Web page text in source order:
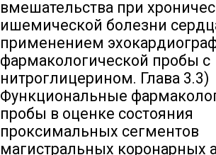
вмешательства при
ишемической болезни
применением
фармакологической пробы с
нитроглицерином. Глава 3.3)
Функциональные
пробы в оценке состояния
проксимальных сегментов
магистральных коронарных